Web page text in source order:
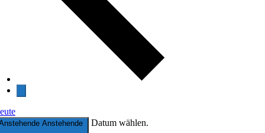
Anstehende Datum wählen.